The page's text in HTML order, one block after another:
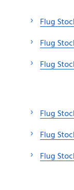
Flug
Flug
Flug
Flug
Flug
Flug